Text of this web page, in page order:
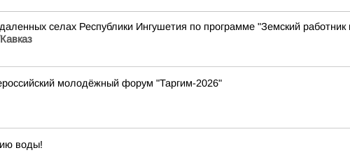
селах Республики Ингушетия по программе "Земский
молодёжный форум "Таргим-2026"
воды!